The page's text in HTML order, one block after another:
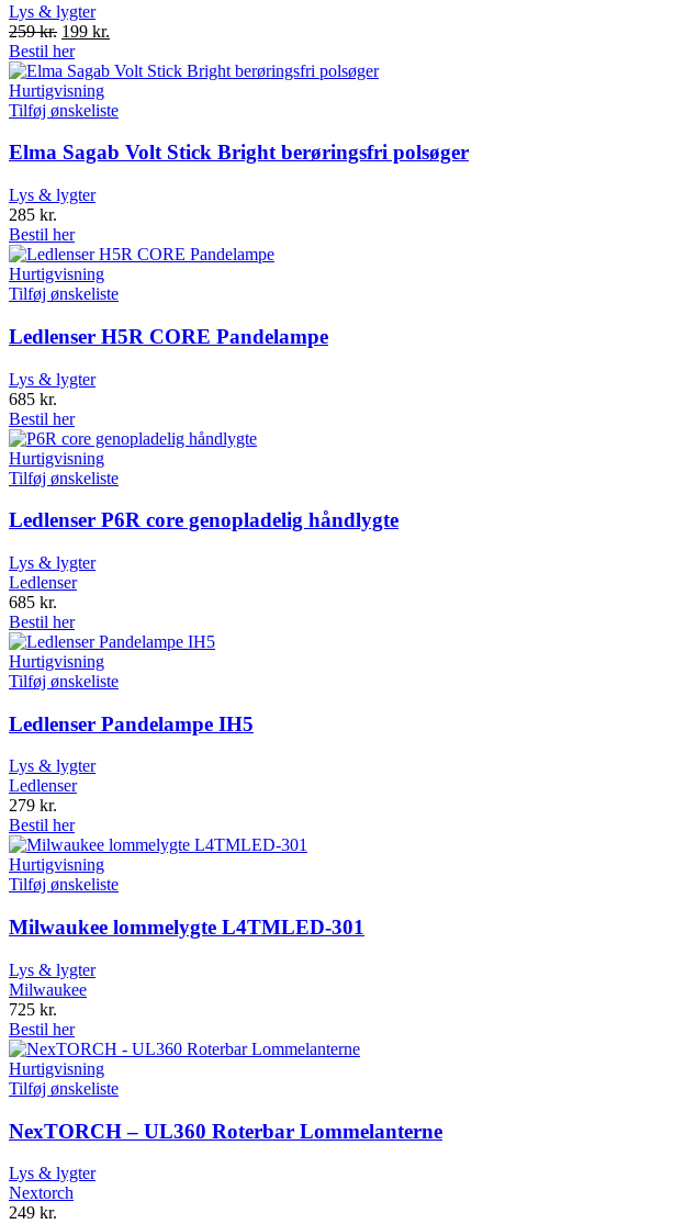
Lys & lygter
259kr. Original
price
was:
259 kr..
199 kr.
is:
Bestil her
Hurtigvisning
Tilføj ønskeliste
Elma Sagab Volt Stick Bright berøringsfri polsøger
Lys & lygter
285 kr.
Bestil her
Hurtigvisning
Tilføj ønskeliste
Ledlenser H5R CORE Pandelampe
Lys & lygter
685 kr.
Bestil her
Hurtigvisning
Tilføj ønskeliste
Ledlenser P6R core genopladelig håndlygte
Lys & lygter
Ledlenser
685 kr.
Bestil her
Hurtigvisning
Tilføj ønskeliste
Ledlenser Pandelampe IH5
Lys & lygter
Ledlenser
279 kr.
Bestil her
Hurtigvisning
Tilføj ønskeliste
Milwaukee lommelygte L4TMLED-301
Lys & lygter
Milwaukee
725 kr.
Bestil her
Hurtigvisning
Tilføj ønskeliste
NexTORCH – UL360 Roterbar Lommelanterne
Lys & lygter
Nextorch
249 kr.